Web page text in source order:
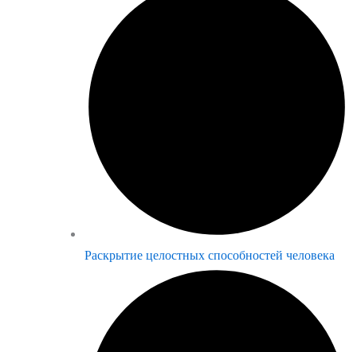
Раскрытие целостных способностей человека